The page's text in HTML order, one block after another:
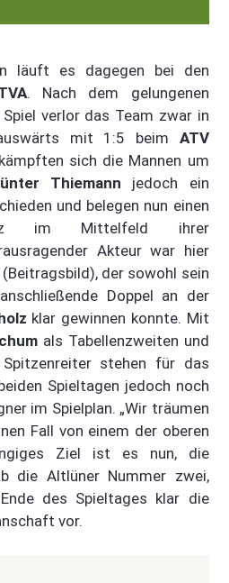
läuft es dagegen bei den
. Nach dem gelungenen
verlor das Team zwar in
mit 1:5 beim ATV
sich die Mannen um
Thiemann jedoch ein
und belegen nun einen
im Mittelfeld ihrer
Akteur war hier
(Beitragsbild), der sowohl sein
Doppel an der
klar gewinnen konnte. Mit
als Tabellenzweiten und
stehen für das
Spieltagen jedoch noch
im Spielplan. „Wir träumen
Fall von einem der oberen
Ziel ist es nun, die
die Altlüner Nummer zwei,
des Spieltages klar die
vor.